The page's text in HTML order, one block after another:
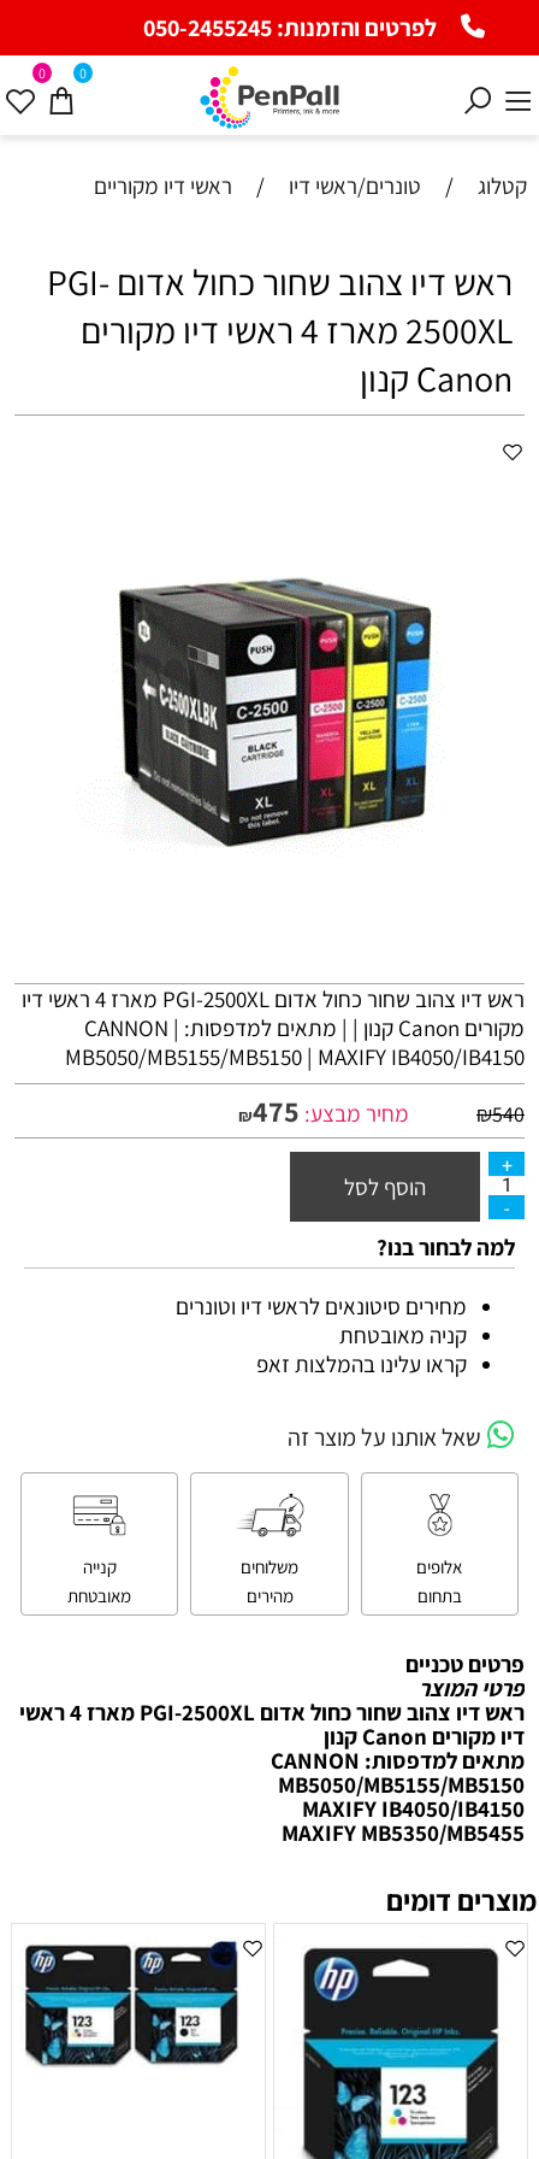
לפרטים והזמנות:050-2455245
0 0
קטלוג / טונרים/ראשי דיו / ראשי דיו מקוריים
ראש דיו ‏צהוב שחור כחול אדום PGI-
2500XL מארז 4 ראשי דיו מקורים
Canon קנון
ראש דיו ‏צהוב שחור כחול אדום PGI
-2500XL מארז 4 ראשי דיו
מקורים Canon קנון | | מתאים למדפסות:
CANNON |
MB5050/MB5155/MB5150 | MAXIFY IB4050/IB4150
₪540 מחיר מבצע: ₪475
הוסף לסל
למה לבחור בנו?
מחירים סיטונאים לראשי דיו וטונרים
קניה מאובטחת
קראו עלינו בהמלצות זאפ
שאל אותנו על מוצר זה
אלופים
בתחום
משלוחים
מהירים
קנייה
מאובטחת
פרטים טכניים
פרטי המוצר
ראש דיו ‏צהוב שחור כחול אדום PGI-2500XL מארז 4 ראשי
דיו מקורים Canon קנון
מתאים למדפסות: CANNON
MB5050/MB5155/MB5150
MAXIFY IB4050/IB4150
MAXIFY MB5350/MB5455
מוצרים דומים